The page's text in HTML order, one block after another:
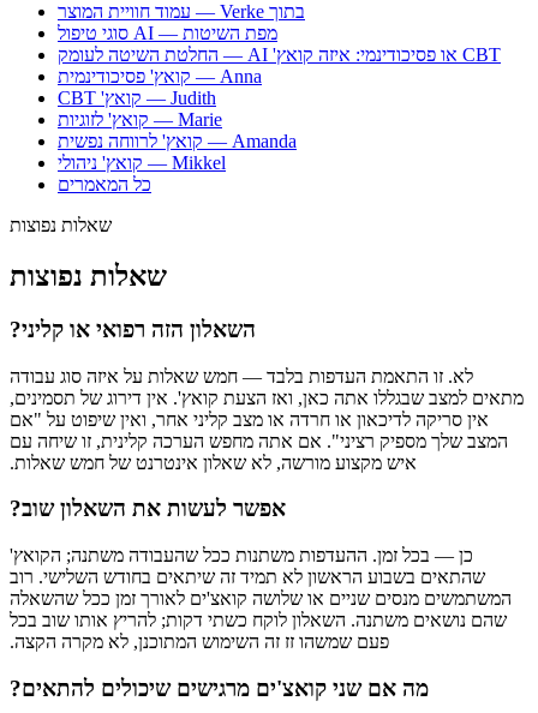
‫בתוך Verke — עמוד חוויית המוצר
סוגי טיפול AI — מפת השיטות
‫CBT או פסיכודינמי: איזה קואץ' AI — החלטת השיטה לעומק
‫Anna — קואץ' פסיכודינמית
‫Judith — קואץ' CBT
‫Marie — קואץ' לזוגיות
‫Amanda — קואץ' לרווחה נפשית
‫Mikkel — קואץ' ניהולי
כל המאמרים
שאלות נפוצות
שאלות נפוצות
‫השאלון הזה רפואי או קליני?
‫לא. זו התאמת העדפות בלבד — חמש שאלות על איזה סוג עבודה
מתאים למצב שבגללו אתה כאן, ואז הצעת קואץ'. אין דירוג של תסמינים,
אין סריקה לדיכאון או חרדה או מצב קליני אחר, ואין שיפוט על "אם
המצב שלך מספיק רציני". אם אתה מחפש הערכה קלינית, זו שיחה עם
איש מקצוע מורשה, לא שאלון אינטרנט של חמש שאלות.
‫אפשר לעשות את השאלון שוב?
‫כן — בכל זמן. ההעדפות משתנות ככל שהעבודה משתנה; הקואץ'
שהתאים בשבוע הראשון לא תמיד זה שיתאים בחודש השלישי. רוב
המשתמשים מנסים שניים או שלושה קואצ'ים לאורך זמן ככל שהשאלה
שהם נושאים משתנה. השאלון לוקח כשתי דקות; להריץ אותו שוב בכל
פעם שמשהו זז זה השימוש המתוכנן, לא מקרה הקצה.
‫מה אם שני קואצ'ים מרגישים שיכולים להתאים?